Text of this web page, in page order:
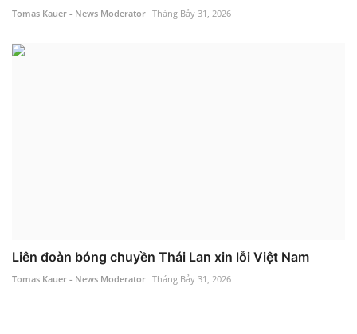
Tomas Kauer - News Moderator Tháng Bảy 31, 2026
Liên đoàn bóng chuyền Thái Lan xin lỗi Việt Nam
Tomas Kauer - News Moderator Tháng Bảy 31, 2026